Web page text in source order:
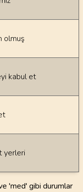
olmuş
kabul et
yerleri
'med' gibi durumlar